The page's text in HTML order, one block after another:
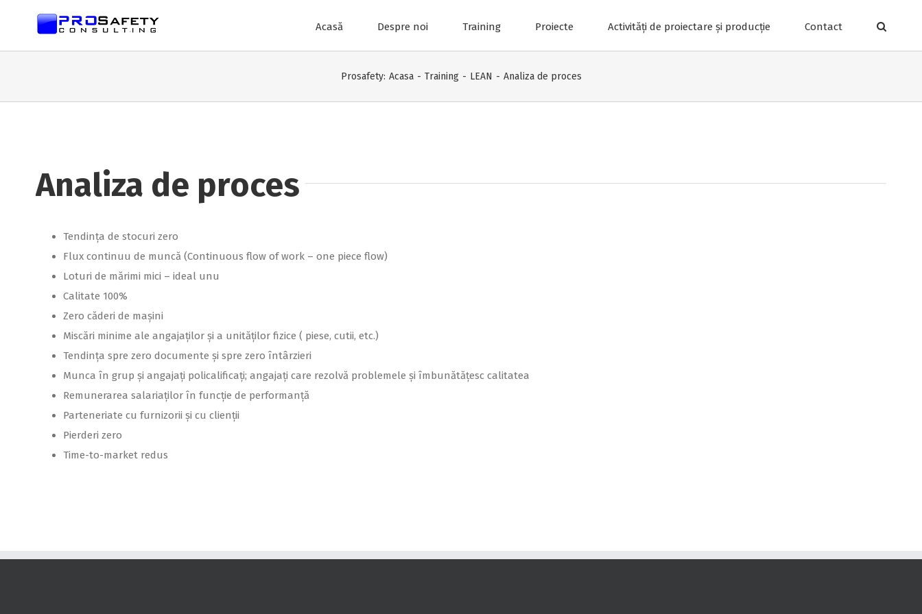
Acasă Despre noi Training Proiecte Activități de proiectare și producție Contact
Prosafety: Acasa - Training - LEAN - Analiza de proces
Analiza de proces
Tendința de stocuri zero
Flux continuu de muncă (Continuous flow of work – one piece flow)
Loturi de mărimi mici – ideal unu
Calitate 100%
Zero căderi de mașini
Miscări minime ale angajaților și a unităților fizice ( piese, cutii, etc.)
Tendința spre zero documente și spre zero întârzieri
Munca în grup și angajați policalificați; angajați care rezolvă problemele și îmbunătățesc calitatea
Remunerarea salariaților în funcție de performanță
Parteneriate cu furnizorii și cu clienții
Pierderi zero
Time-to-market redus